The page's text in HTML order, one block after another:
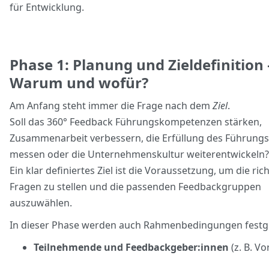
für Entwicklung.
Phase 1: Planung und Zieldefinition
Warum und wofür?
Am Anfang steht immer die Frage nach dem Ziel.
Soll das 360° Feedback Führungskompetenzen stärken,
Zusammenarbeit verbessern, die Erfüllung des
messen oder die Unternehmenskultur weiterentwickeln?
Ein klar definiertes Ziel ist die Voraussetzung, um die
Fragen zu stellen und die passenden Feedbackgruppen
auszuwählen.
In dieser Phase werden auch Rahmenbedingungen
Teilnehmende und Feedbackgeber:innen (z. B.